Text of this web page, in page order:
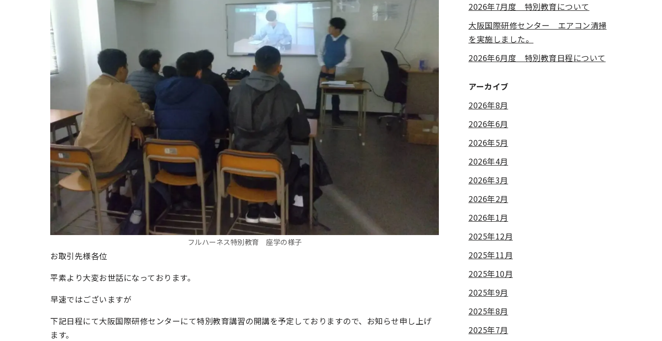
フルハーネス特別教育 座学の様子
お取引先様各位
平素より大変お世話になっております。
早速ではございますが
下記日程にて大阪国際研修センターにて特別教育講習の開講を予定しておりますので、お知らせ申し上げ
ます。
2026年7月度 特別教育について
大阪国際研修センター エアコン清掃
を実施しました。
2026年6月度 特別教育日程について
アーカイブ
2026年8月
2026年6月
2026年5月
2026年4月
2026年3月
2026年2月
2026年1月
2025年12月
2025年11月
2025年10月
2025年9月
2025年8月
2025年7月